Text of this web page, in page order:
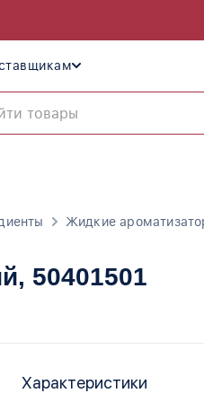
Жидкие
, 50401501
Характеристики